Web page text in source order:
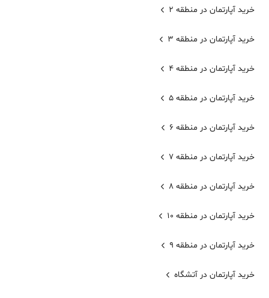
خرید آپارتمان در منطقه 2
خرید آپارتمان در منطقه 3
خرید آپارتمان در منطقه 4
خرید آپارتمان در منطقه 5
خرید آپارتمان در منطقه 6
خرید آپارتمان در منطقه 7
خرید آپارتمان در منطقه 8
خرید آپارتمان در منطقه 10
خرید آپارتمان در منطقه 9
خرید آپارتمان در آتشگاه